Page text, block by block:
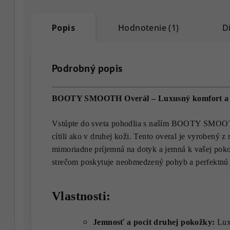
Popis Hodnotenie (1)
Podrobný popis
BOOTY SMOOTH Overál – Luxusný komfort
Vstúpte do sveta pohodlia s naším BOOTY
cítili ako v druhej koži. Tento overal je vyrobený z
mimoriadne príjemná na dotyk a jemná k vašej
strečom poskytuje neobmedzený pohyb a
Vlastnosti:
Jemnosť a pocit druhej pokožky: